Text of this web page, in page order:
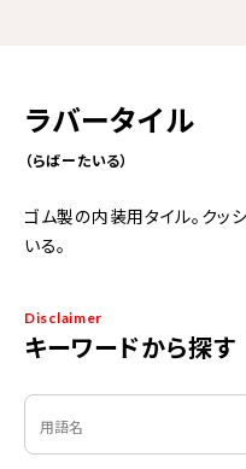
Disclaimer
キーワードから探す
ラバータイル
（らばーたいる）
ゴム製の内装用タイル。クッ
いる。